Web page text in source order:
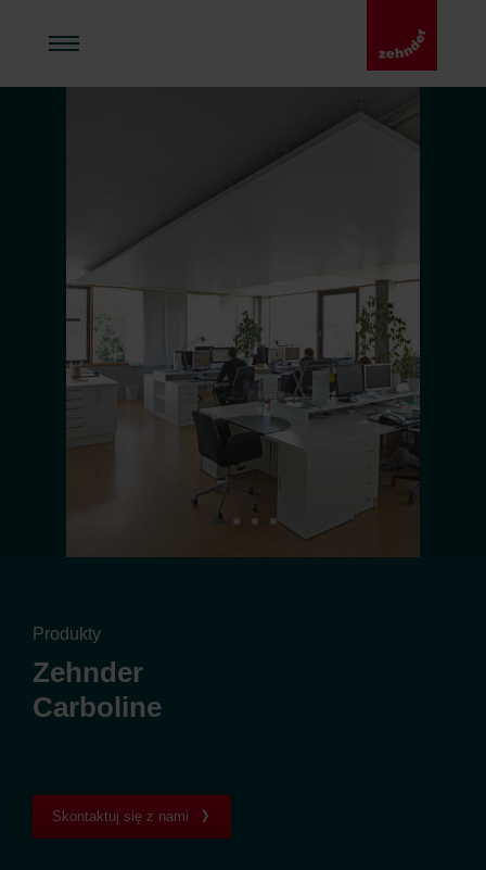
Produkty
Zehnder
Carboline
Skontaktuj się z nami